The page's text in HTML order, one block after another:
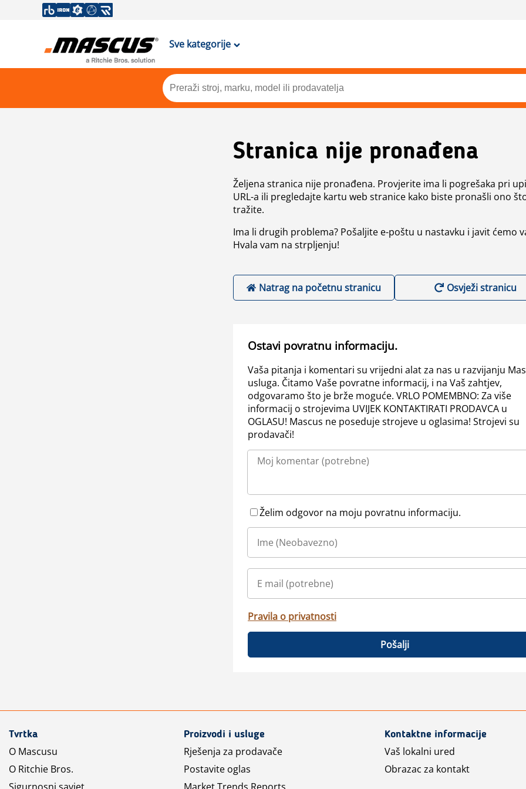
Sve kategorije
Stranica nije pronađena
Željena stranica nije pronađena. Provjerite ima li pogrešaka pri
URL-a ili pregledajte kartu web stranice kako biste pronašli ono
tražite.
Ima li drugih problema? Pošaljite e-poštu u nastavku i javit ćemo
Hvala vam na strpljenju!
Natrag na početnu stranicu Osvježi stranicu
Ostavi povratnu informaciju.
Vaša pitanja i komentari su vrijedni alat za nas u razvijanju
usluga. Čitamo Vaše povratne informacij, i na Vaš zahtjev,
odgovaramo što je brže moguće. VRLO POMEMBNO: Za više
informacij o strojevima UVIJEK KONTAKTIRATI PRODAVCA u
OGLASU! Mascus ne poseduje strojeve u oglasima! Strojevi su
prodavači!
Želim odgovor na moju povratnu informaciju.
Pravila o privatnosti
Pošalji
Tvrtka
O Mascusu
O Ritchie Bros.
Proizvodi i usluge
Rješenja za prodavače
Postavite oglas
Kontaktne informacije
Vaš lokalni ured
Obrazac za kontakt